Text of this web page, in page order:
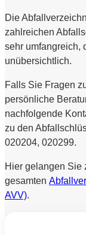
Die
zahlreichen
sehr umfangreich,
unübersichtlich.
Falls Sie Fragen
persönliche
nachfolgende
zu den
020204, 020299.
Hier gelangen Sie
gesamten
AVV).